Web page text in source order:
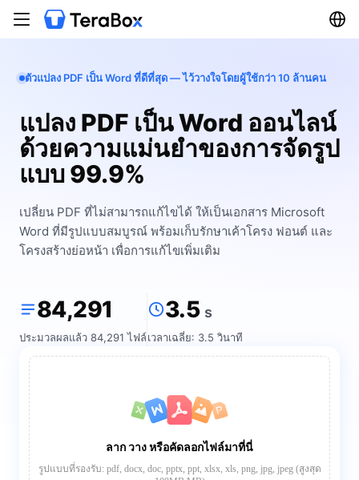
ตัวแปลง PDF เป็น Word ที่ดีที่สุด — ไว้วางใจโดยผู้ใช้กว่า 10 ล้านคน
แปลง PDF เป็น Word ออนไลน์
ด้วยความแม่นยำของการจัดรูป
แบบ 99.9%
เปลี่ยน PDF ที่ไม่สามารถแก้ไขได้ ให้เป็นเอกสาร Microsoft
Word ที่มีรูปแบบสมบูรณ์ พร้อมเก็บรักษาเค้าโครง ฟอนต์ และ
โครงสร้างย่อหน้า เพื่อการแก้ไขเพิ่มเติม
84,291
ประมวลผลแล้ว 84,291 ไฟล์
3.5 s
เวลาเฉลี่ย: 3.5 วินาที
ลาก วาง หรือคัดลอกไฟล์มาที่นี่
รูปแบบที่รองรับ: pdf, docx, doc, pptx, ppt, xlsx, xls, png, jpg, jpeg (สูงสุด